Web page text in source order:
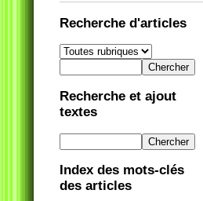
Recherche d'articles
Recherche et ajout
textes
Index des mots-clés
des articles